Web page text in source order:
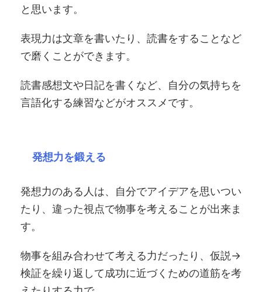
と思います。
表現力は文章を書いたり、読書をすることなど
で磨くことができます。
読書感想文や日記を書くなど、自分の気持ちを
言語化する練習などがオススメです。
発想力を鍛える
発想力のある人は、自分でアイデアを思いつい
たり、違った視点で物事を考えることが出来ま
す。
物事を組み合わせて考える力だったり、仮説→
検証を繰り返して成功に近づくための道筋を考